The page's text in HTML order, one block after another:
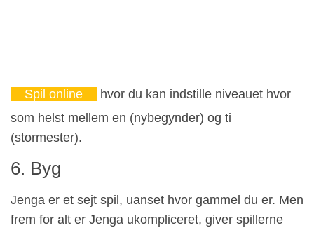
Spil online
hvor du kan indstille niveauet hvor
som helst mellem en (nybegynder) og ti
(stormester).
6. Byg
Jenga er et sejt spil, uanset hvor gammel du er. Men
frem for alt er Jenga ukompliceret, giver spillerne